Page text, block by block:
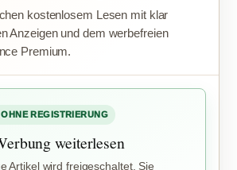
kostenlosem Lesen mit klar
Anzeigen und dem werbefreien
Premium.
REGISTRIERUNG
weiterlesen
Artikel wird freigeschaltet. Sie